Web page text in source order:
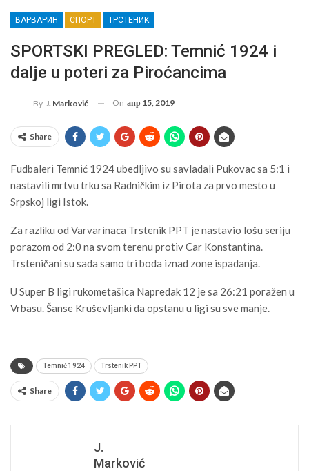
ВАРВАРИН СПОРТ ТРСТЕНИК
SPORTSKI PREGLED: Temnić 1924 i
dalje u poteri za Piroćancima
By J. Marković On апр 15, 2019
Share
Fudbaleri Temnić 1924 ubedljivo su savladali Pukovac sa 5:1 i
nastavili mrtvu trku sa Radničkim iz Pirota za prvo mesto u
Srpskoj ligi Istok.
Za razliku od Varvarinaca Trstenik PPT je nastavio lošu seriju
porazom od 2:0 na svom terenu protiv Car Konstantina.
Trsteničani su sada samo tri boda iznad zone ispadanja.
U Super B ligi rukometašica Napredak 12 je sa 26:21 poražen u
Vrbasu. Šanse Kruševljanki da opstanu u ligi su sve manje.
Temnić 1924 Trstenik PPT
Share
J.
Marković